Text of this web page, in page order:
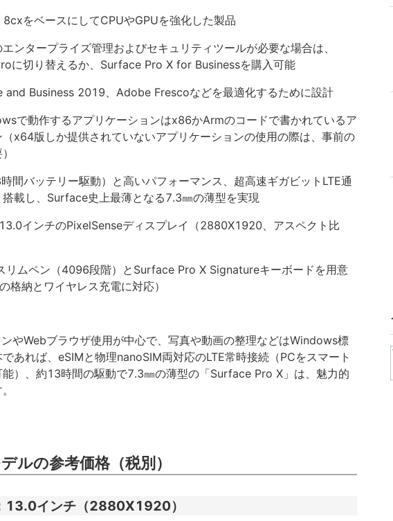
8cxをベースにしてCPUやGPUを強化した製品
エンタープライズ管理およびセキュリティツールが必要な場合は、
に切り替えるか、Surface Pro X for Businessを購入可能
and Business 2019、Adobe Frescoなどを最適化するために設計
で動作するアプリケーションはx86かArmのコードで書かれているア
x64版しか提供されていないアプリケーションの使用の際は、事前の
間バッテリー駆動）と高いパフォーマンス、超高速ギガビットLTE通
載し、Surface史上最薄となる7.3㎜の薄型を実現
インチのPixelSenseディスプレイ（2880X1920、アスペクト比
リムペン（4096段階）とSurface Pro X Signatureキーボードを用意
格納とワイヤレス充電に対応）
やWebブラウザ使用が中心で、写真や動画の整理などはWindows標
あれば、eSIMと物理nanoSIM両対応のLTE常時接続（PCをスマート
）、約13時間の駆動で7.3㎜の薄型の「Surface Pro X」は、魅力的
ルの参考価格（税別）
13.0インチ（2880X1920）